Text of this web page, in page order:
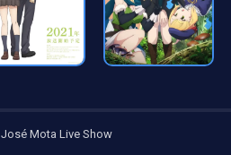
José Mota Live Show